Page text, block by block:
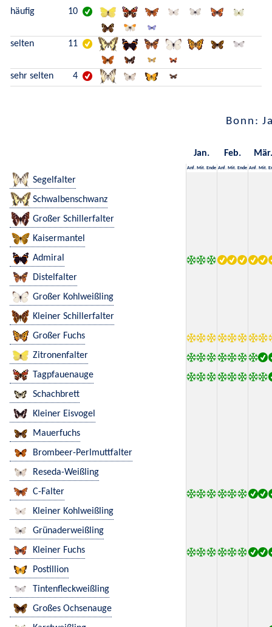
häufig 10
selten 11
sehr selten 4
Bonn:
Jan. Feb. Mär.
Anf. Mit. Ende Anf. Mit. Ende Anf. Mit.
Segelfalter
Schwalbenschwanz
Großer Schillerfalter
Kaisermantel
Admiral
Distelfalter
Großer Kohlweißling
Kleiner Schillerfalter
Großer Fuchs
Zitronenfalter
Tagpfauenauge
Schachbrett
Kleiner Eisvogel
Mauerfuchs
Brombeer-Perlmuttfalter
Reseda-Weißling
C-Falter
Kleiner Kohlweißling
Grünaderweißling
Kleiner Fuchs
Postillion
Tintenfleckweißling
Großes Ochsenauge